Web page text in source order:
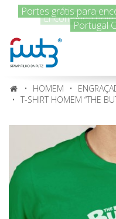
Encomenda
HOMEM
T-SHIRT HOMEM “THE